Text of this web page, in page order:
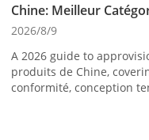
Chine: Meilleur
2026/8/9
A 2026 guide to
produits de Chine,
conformité, conception